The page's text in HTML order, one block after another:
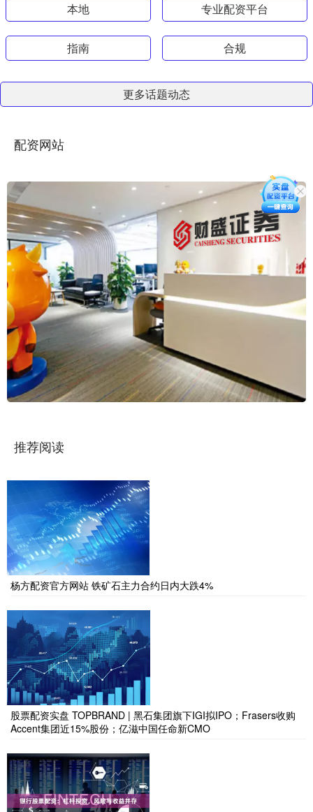
本地 专业配资平台
指南 合规
更多话题动态
配资网站
推荐阅读
杨方配资官方网站 铁矿石主力合约日内大跌4%
股票配资实盘 TOPBRAND | 黑石集团旗下IGI拟IPO；Frasers收购
Accent集团近15%股份；亿滋中国任命新CMO